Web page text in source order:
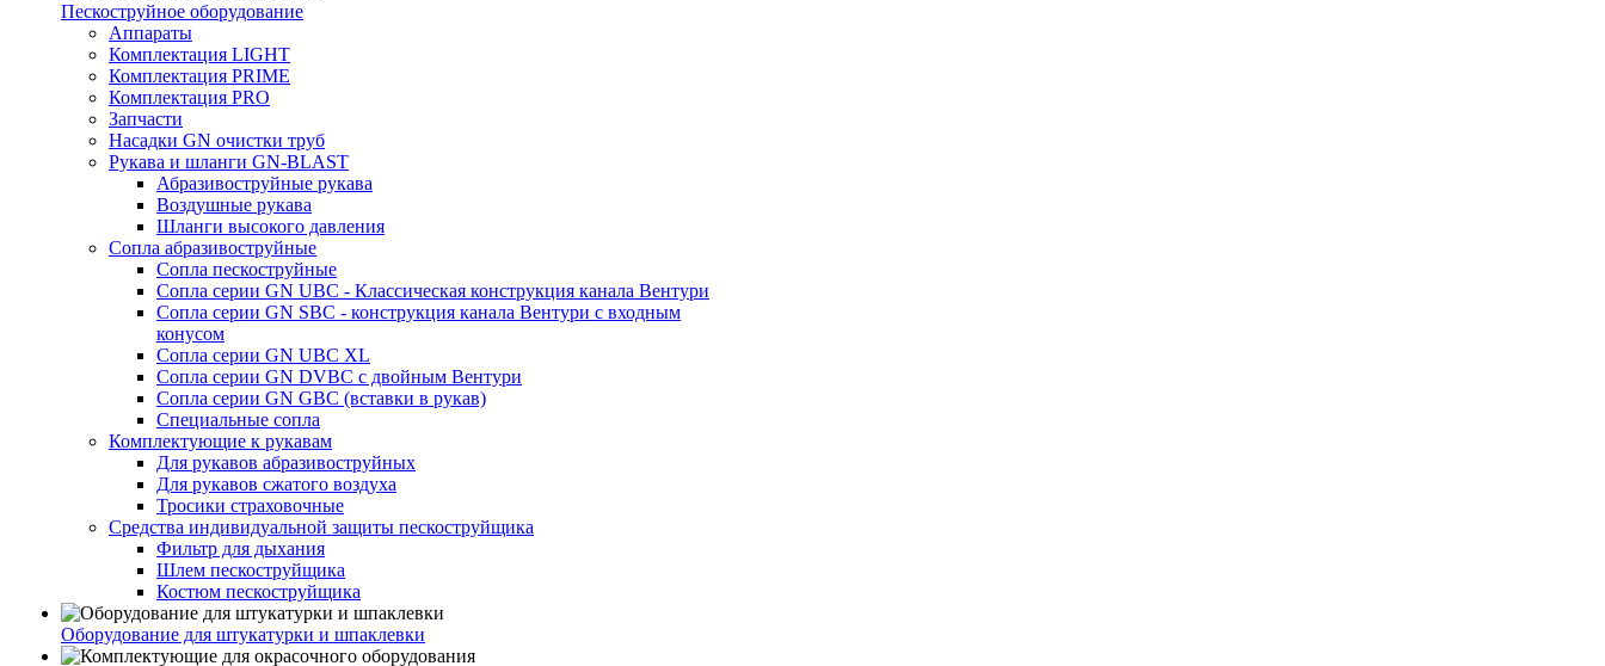
Пескоструйное оборудование
Аппараты
Комплектация LIGHT
Комплектация PRIME
Комплектация PRO
Запчасти
Насадки GN очистки труб
Рукава и шланги GN-BLAST
Абразивоструйные рукава
Воздушные рукава
Шланги высокого давления
Сопла абразивоструйные
Сопла пескоструйные
Сопла серии GN UBC - Классическая конструкция канала Вентури
Сопла серии GN SBC - конструкция канала Вентури c входным
конусом
Сопла серии GN UBC XL
Сопла серии GN DVBC с двойным Вентури
Сопла серии GN GBC (вставки в рукав)
Специальные сопла
Комплектующие к рукавам
Для рукавов абразивоструйных
Для рукавов сжатого воздуха
Тросики страховочные
Средства индивидуальной защиты пескоструйщика
Фильтр для дыхания
Шлем пескоструйщика
Костюм пескоструйщика
Оборудование для штукатурки и шпаклевки